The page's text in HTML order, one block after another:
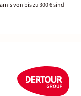
von bis zu 300 € sind